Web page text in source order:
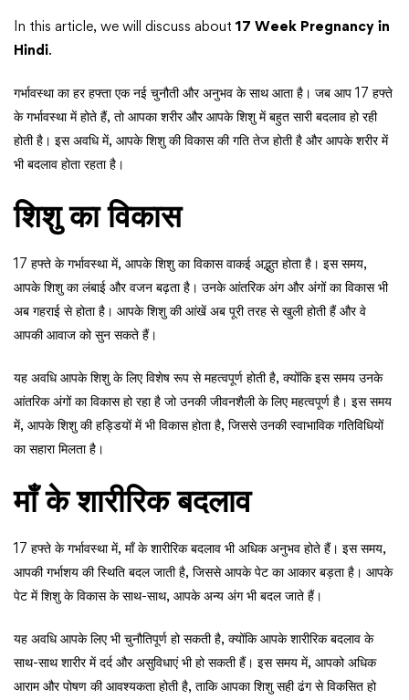
In this article, we will discuss about17 Week Pregnancy in
Hindi.
गर्भावस्था का हर हफ्ता एक नई चुनौती और अनुभव के साथ आता है। जब आप 17 हफ्ते
के गर्भावस्था में होते हैं, तो आपका शरीर और आपके शिशु में बहुत सारी बदलाव हो रही
होती है। इस अवधि में, आपके शिशु की विकास की गति तेज होती है और आपके शरीर में
भी बदलाव होता रहता है।
शिशु का विकास
17 हफ्ते के गर्भावस्था में, आपके शिशु का विकास वाकई अद्भुत होता है। इस समय,
आपके शिशु का लंबाई और वजन बढ़ता है। उनके आंतरिक अंग और अंगों का विकास भी
अब गहराई से होता है। आपके शिशु की आंखें अब पूरी तरह से खुली होती हैं और वे
आपकी आवाज को सुन सकते हैं।
यह अवधि आपके शिशु के लिए विशेष रूप से महत्वपूर्ण होती है, क्योंकि इस समय उनके
आंतरिक अंगों का विकास हो रहा है जो उनकी जीवनशैली के लिए महत्वपूर्ण है। इस समय
में, आपके शिशु की हड्डियों में भी विकास होता है, जिससे उनकी स्वाभाविक गतिविधियों
का सहारा मिलता है।
माँ के शारीरिक बदलाव
17 हफ्ते के गर्भावस्था में, माँ के शारीरिक बदलाव भी अधिक अनुभव होते हैं। इस समय,
आपकी गर्भाशय की स्थिति बदल जाती है, जिससे आपके पेट का आकार बड़ता है। आपके
पेट में शिशु के विकास के साथ-साथ, आपके अन्य अंग भी बदल जाते हैं।
यह अवधि आपके लिए भी चुनौतिपूर्ण हो सकती है, क्योंकि आपके शारीरिक बदलाव के
साथ-साथ शारीर में दर्द और असुविधाएं भी हो सकती हैं। इस समय में, आपको अधिक
आराम और पोषण की आवश्यकता होती है, ताकि आपका शिशु सही ढंग से विकसित हो